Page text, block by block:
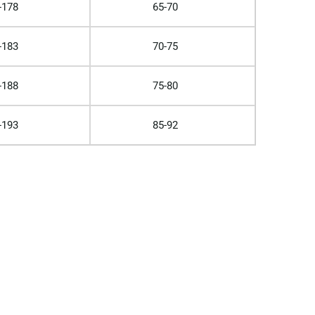
65-70
70-75
75-80
85-92